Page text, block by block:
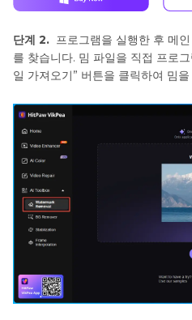
단계 2. 프로그램을 실행한 후 메
를 찾습니다. 밈 파일을 직접 프로
일 가져오기” 버튼을 클릭하여 밈